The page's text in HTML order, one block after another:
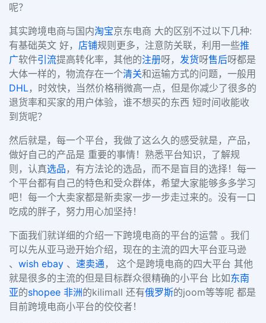
呢？
其实跨境电商与国内淘宝京东电商 大的区别不过以下几种:
有基础英文 好， 店铺规则更多，注意防关联，利用一些推
广软件引流提高转化率，其他的注册呀， 发货呀售后呀都是
大体一样的，物流存在一个清关和运输方式的问题，一般用
DHL，时效快，当然价格稍微高一点，但是你减少了很多的
退货率和买家的用户体验，谁不想买的东西 短时间收能收
到货呢？
然后就是，每一个平台，我做了这么久的感受就是，产品，
做好自己的产品是 重要的事情！熟悉平台知识，了解规
则，认真选品 ，有方法论的选品，而不是盲目的选择！每一
个平台都有自己的特色和受众群体，希望大家能够多多学习
吧！每一个大卖家都是新卖家一步一步走过来的。没有一口
吃成的胖子，努力用心加坚持！
下面我们就详细的介绍一下跨境电商的平台的运营 。我们
可以先从亚马逊开始介绍，现在的主流的四大平台亚马逊
、 wish ebay 、 速卖通， 这个是跨境电商的四大平台 其他
就是很多的主流的但是目标群众很精确的小平台 比如东南
亚的shopee 非洲的kilimall 还有俄罗斯的joom等等呢 都是
目前跨境电商小平台的佼佼者！